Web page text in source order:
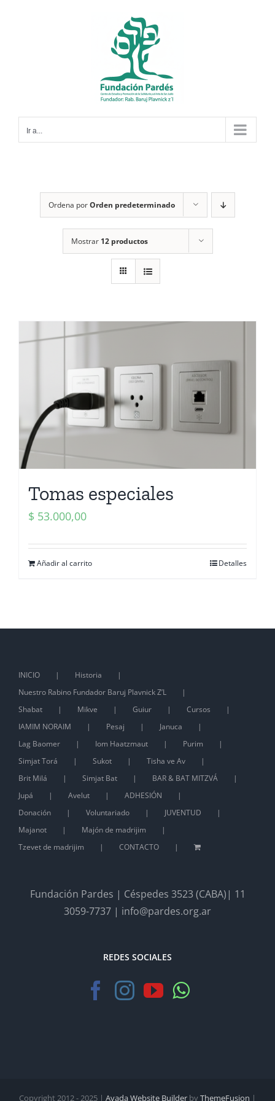
Ir a...
Ordena porOrden predeterminado
Mostrar 12 productos
Tomas especiales
$ 53.000,00
Añadir al carrito Detalles
INICIO
Historia
Nuestro Rabino Fundador Baruj Plavnick Z’L
Shabat
Mikve Guiur
Cursos
IAMIM NORAIM
Pesaj
Januca
Lag Baomer
Iom Haatzmaut
Purim
Simjat Torá
Sukot
Tisha ve Av
Brit Milá
Simjat Bat
BAR & BAT MITZVÁ
Jupá
Avelut
ADHESIÓN
Donación
Voluntariado
JUVENTUD
Majanot
Majón de madrijim
Tzevet de madrijim
CONTACTO
Fundación Pardes | Céspedes 3523 (CABA)| 11
3059-7737 | info@pardes.org.ar
REDES SOCIALES
Copyright 2012 - 2025 | Avada Website Builder byThemeFusion |